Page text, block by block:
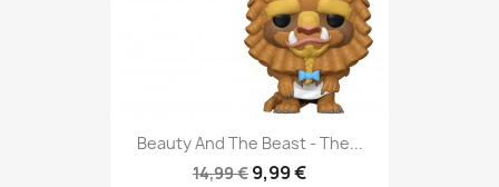
Beauty And The Beast - The...
14,99 € 9,99 €